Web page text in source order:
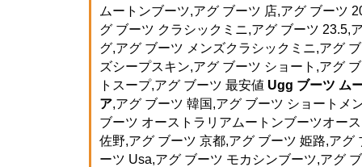
ムートンブーツ,アグ ブーツ 店,アグ ブーツ
グ ブーツ クラシックミニ,アグ ブーツ 23.5,
グ,アグ ブーツ メンズクラシックミニ,アグ
ズシープスキン,アグ ブーツ ショート,アグ
トスープ,アグ ブーツ 最安値 Ugg ブーツ ム
ア,アグ ブーツ 韓国,アグ ブーツ ショートメ
ブーツ オーストラリアムートンブーツオー
佐野,アグ ブーツ 京都,アグ ブーツ 姫路,アグ
ーツ Usa,アグ ブーツ モカシンブーツ,アグ